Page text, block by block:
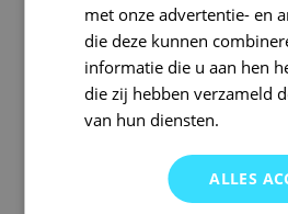
met onze advertentie- en
die deze kunnen
informatie die u aan hen
die zij hebben verzameld
van hun diensten.
ALLES